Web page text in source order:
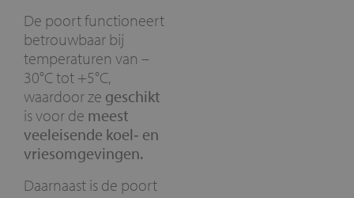
De poort functioneert
betrouwbaar bij
temperaturen van –
30°C tot +5°C,
waardoor ze geschikt
is voor de meest
veeleisende koel‑ en
vriesomgevingen.
Daarnaast is de poort